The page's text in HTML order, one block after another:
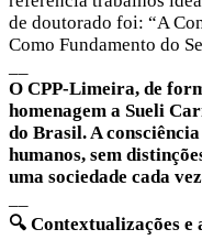
de doutorado foi: “A
Como Fundamento do
O CPP-Limeira, de
homenagem a Sueli
do Brasil. A
humanos, sem
uma sociedade cada
🔍 Contextualizações e